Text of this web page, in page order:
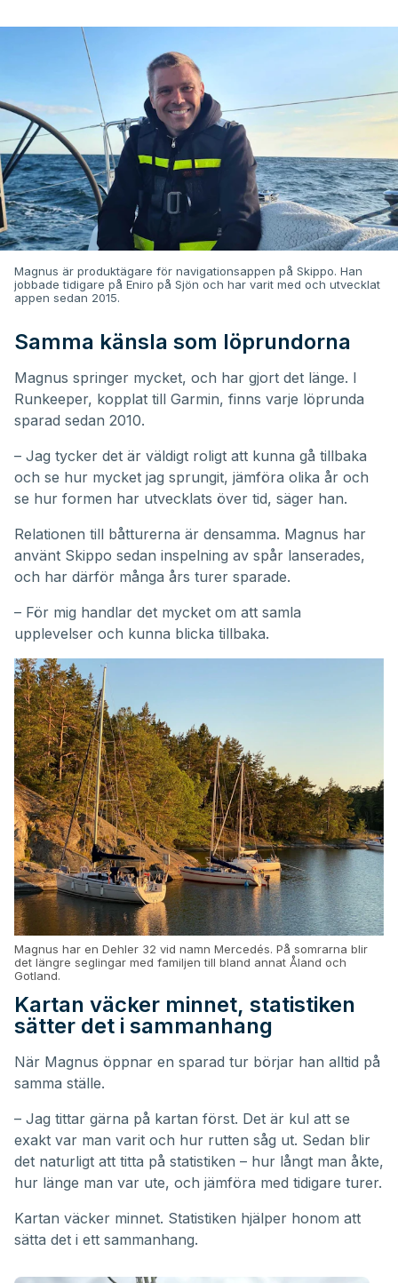
Magnus är produktägare för navigationsappen på Skippo. Han
jobbade tidigare på Eniro på Sjön och har varit med och utvecklat
appen sedan 2015.
Samma känsla som löprundorna
Magnus springer mycket, och har gjort det länge. I
Runkeeper, kopplat till Garmin, finns varje löprunda
sparad sedan 2010.
– Jag tycker det är väldigt roligt att kunna gå tillbaka
och se hur mycket jag sprungit, jämföra olika år och
se hur formen har utvecklats över tid, säger han.
Relationen till båtturerna är densamma. Magnus har
använt Skippo sedan inspelning av spår lanserades,
och har därför många års turer sparade.
– För mig handlar det mycket om att samla
upplevelser och kunna blicka tillbaka.
Magnus har en Dehler 32 vid namn Mercedés. På somrarna blir
det längre seglingar med familjen till bland annat Åland och
Gotland.
Kartan väcker minnet, statistiken
sätter det i sammanhang
När Magnus öppnar en sparad tur börjar han alltid på
samma ställe.
– Jag tittar gärna på kartan först. Det är kul att se
exakt var man varit och hur rutten såg ut. Sedan blir
det naturligt att titta på statistiken – hur långt man åkte,
hur länge man var ute, och jämföra med tidigare turer.
Kartan väcker minnet. Statistiken hjälper honom att
sätta det i ett sammanhang.